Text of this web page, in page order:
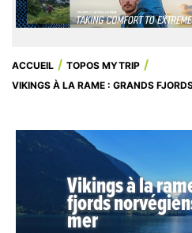
ACCUEIL
TOPOS MYTRIP
VIKINGS À LA RAME : GRANDS
Vikings à la
fjords
mer